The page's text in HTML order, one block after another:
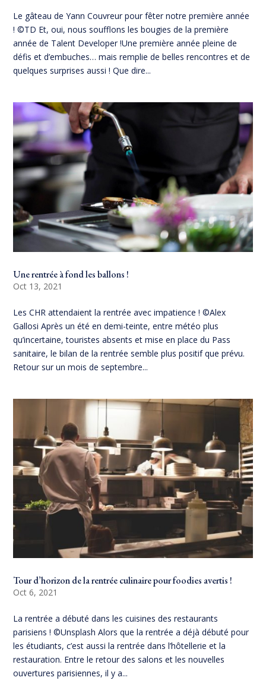
Le gâteau de Yann Couvreur pour fêter notre première année
! ©TD Et, oui, nous soufflons les bougies de la première
année de Talent Developer !Une première année pleine de
défis et d’embuches… mais remplie de belles rencontres et de
quelques surprises aussi ! Que dire...
Une rentrée à fond les ballons !
Oct 13, 2021
Les CHR attendaient la rentrée avec impatience ! ©Alex
Gallosi Après un été en demi-teinte, entre météo plus
qu’incertaine, touristes absents et mise en place du Pass
sanitaire, le bilan de la rentrée semble plus positif que prévu.
Retour sur un mois de septembre...
Tour d’horizon de la rentrée culinaire pour foodies avertis !
Oct 6, 2021
La rentrée a débuté dans les cuisines des restaurants
parisiens ! ©Unsplash Alors que la rentrée a déjà débuté pour
les étudiants, c’est aussi la rentrée dans l’hôtellerie et la
restauration. Entre le retour des salons et les nouvelles
ouvertures parisiennes, il y a...